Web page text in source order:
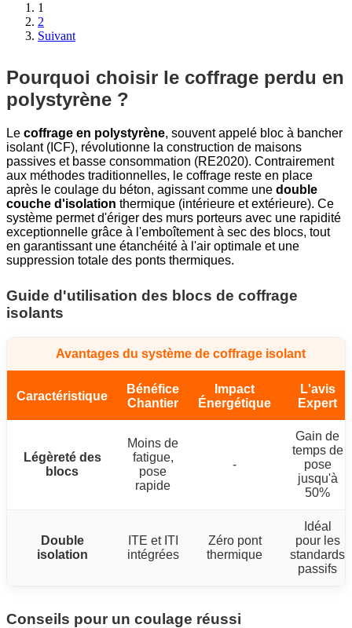
1
2
Suivant
Pourquoi choisir le coffrage perdu en
polystyrène ?
Le coffrage en polystyrène, souvent appelé bloc à bancher
isolant (ICF), révolutionne la construction de maisons
passives et basse consommation (RE2020). Contrairement
aux méthodes traditionnelles, le coffrage reste en place
après le coulage du béton, agissant comme une double
couche d'isolation thermique (intérieure et extérieure). Ce
système permet d'ériger des murs porteurs avec une rapidité
exceptionnelle grâce à l'emboîtement à sec des blocs, tout
en garantissant une étanchéité à l'air optimale et une
suppression totale des ponts thermiques.
Guide d'utilisation des blocs de coffrage
isolants
Avantages du système de coffrage isolant
Caractéristique
Bénéfice
Chantier
Impact
Énergétique
L'avis
Expert
Légèreté des
blocs
Moins de
fatigue,
pose
rapide
-
Gain de
temps de
pose
jusqu'à
50%
Double
isolation
ITE et ITI
intégrées
Zéro pont
thermique
Idéal
pour les
standards
passifs
Conseils pour un coulage réussi